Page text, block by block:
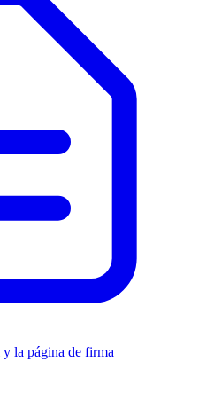
la página de firma